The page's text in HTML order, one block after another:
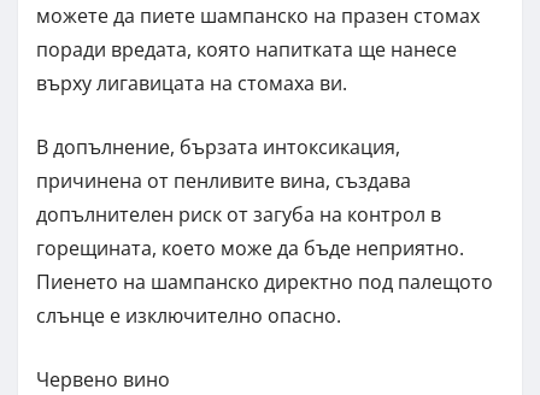
можете да пиете шампанско на празен стомах
поради вредата, която напитката ще нанесе
върху лигавицата на стомаха ви.
В допълнение, бързата интоксикация,
причинена от пенливите вина, създава
допълнителен риск от загуба на контрол в
горещината, което може да бъде неприятно.
Пиенето на шампанско директно под палещото
слънце е изключително опасно.
Червено вино